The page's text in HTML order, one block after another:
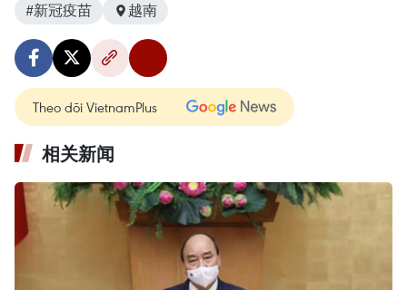
#新冠疫苗
越南
Theo dõi VietnamPlus
相关新闻